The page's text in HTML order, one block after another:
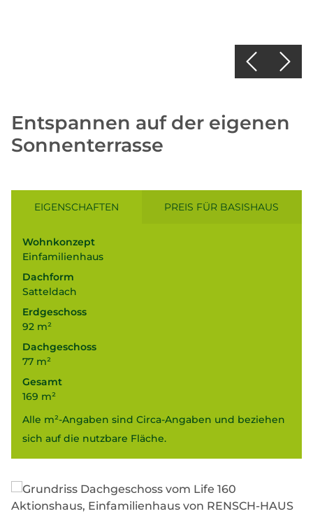
EIGENSCHAFTEN PREIS FÜR BASISHAUS
Wohnkonzept
Einfamilienhaus
Dachform
Satteldach
Erdgeschoss
92 m²
Dachgeschoss
77 m²
Gesamt
169 m²
Alle m²-Angaben sind Circa-Angaben und beziehen
sich auf die nutzbare Fläche.
160
Entspannen auf der eigenen
Sonnenterrasse